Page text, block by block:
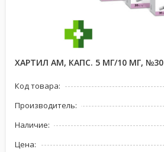
ХАРТИЛ АМ, КАПС. 5 МГ/10 МГ, №30
Код товара:
Производитель:
Наличие:
Цена: